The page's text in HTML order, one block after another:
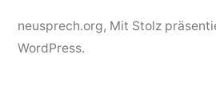
neusprech.org, Mit Stolz
WordPress.